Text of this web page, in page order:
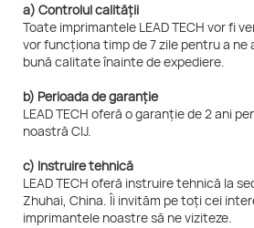
a) Controlul calității
Toate imprimantele LEAD TECH vor fi
vor funcționa timp de 7 zile pentru a ne
bună calitate înainte de expediere.
b) Perioada de garanție
LEAD TECH oferă o garanție de 2 ani
noastră CIJ.
c) Instruire tehnică
LEAD TECH oferă instruire tehnică la
Zhuhai, China. Îi invităm pe toți cei
imprimantele noastre să ne viziteze.